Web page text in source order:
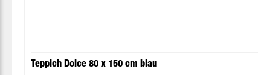
Teppich Dolce 80 x 150 cm blau